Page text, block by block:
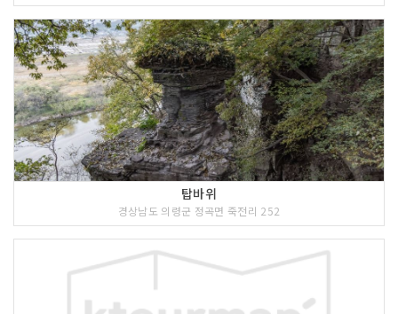
탑바위
경상남도 의령군 정곡면 죽전리 252